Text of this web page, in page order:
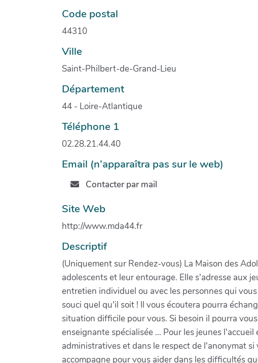
Code postal
44310
Ville
Saint-Philbert-de-Grand-Lieu
Département
44 - Loire-Atlantique
Téléphone 1
02.28.21.44.40
Email (n’apparaîtra pas sur le web)
Contacter par mail
Site Web
http://www.mda44.fr
Descriptif
(Uniquement sur Rendez-vous) La Maison des
adolescents et leur entourage. Elle s'adresse aux
entretien individuel ou avec les personnes qui
souci quel qu'il soit ! Il vous écoutera pourra
situation difficile pour vous. Si besoin il pourra
enseignante spécialisée ... Pour les jeunes
administratives et dans le respect de l'anonymat
accompagne pour vous aider dans les difficultés